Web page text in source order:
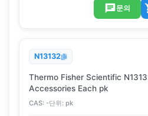
문의
N13132
Thermo Fisher Scientific
Accessories Each pk
CAS: -단위: pk